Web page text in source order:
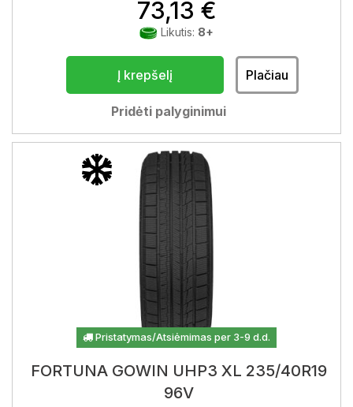
73,13 €
Likutis: 8+
Į krepšelį Plačiau
Pridėti palyginimui
Pristatymas/Atsiėmimas per 3-9 d.d.
FORTUNA GOWIN UHP3 XL 235/40R19
96V